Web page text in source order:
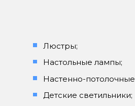
Люстры;
Настольные лампы;
Настенно-
Детские светильники;